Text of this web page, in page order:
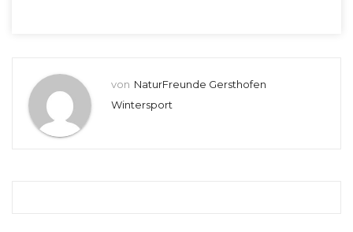
von NaturFreunde Gersthofen
Wintersport